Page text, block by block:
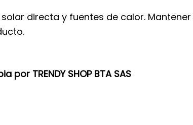
directa y fuentes de calor.
TRENDY SHOP BTA SAS